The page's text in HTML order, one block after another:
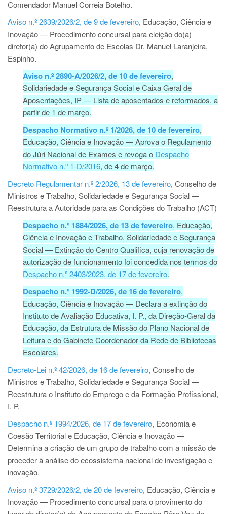
Comendador Manuel Correia Botelho.
Aviso n.º 2639/2026/2, de 9 de fevereiro, Educação, Ciência e
Inovação — Procedimento concursal para eleição do(a)
diretor(a) do Agrupamento de Escolas Dr. Manuel Laranjeira,
Espinho.
Aviso n.º 2890-A/2026/2, de 10 de fevereiro,
Solidariedade e Segurança Social e Caixa Geral de
Aposentações, IP — Lista de aposentados e reformados, a
partir de 1 de março.
Despacho Normativo n.º 1/2026, de 10 de fevereiro,
Educação, Ciência e Inovação — Aprova o Regulamento
do Júri Nacional de Exames e revoga o Despacho
Normativo n.º 1-D/2016, de 4 de março.
Decreto Regulamentar n.º 2/2026, 13 de fevereiro, Conselho de
Ministros e Trabalho, Solidariedade e Segurança Social —
Reestrutura a Autoridade para as Condições do Trabalho (ACT)
Despacho n.º 1884/2026, de 13 de fevereiro, Educação,
Ciência e Inovação e Trabalho, Solidariedade e Segurança
Social — Extinção do Centro Qualifica, cuja renovação de
autorização de funcionamento foi concedida nos termos do
Despacho n.º 2403/2023, de 17 de fevereiro.
Despacho n.º 1992-D/2026, de 16 de fevereiro,
Educação, Ciência e Inovação — Declara a extinção do
Instituto de Avaliação Educativa, I. P., da Direção-Geral da
Educação, da Estrutura de Missão do Plano Nacional de
Leitura e do Gabinete Coordenador da Rede de Bibliotecas
Escolares.
Decreto-Lei n.º 42/2026, de 16 de fevereiro, Conselho de
Ministros e Trabalho, Solidariedade e Segurança Social —
Reestrutura o Instituto do Emprego e da Formação Profissional,
I. P.
Despacho n.º 1994/2026, de 17 de fevereiro, Economia e
Coesão Territorial e Educação, Ciência e Inovação —
Determina a criação de um grupo de trabalho com a missão de
proceder à análise do ecossistema nacional de investigação e
inovação.
Aviso n.º 3729/2026/2, de 20 de fevereiro, Educação, Ciência e
Inovação — Procedimento concursal para o provimento do